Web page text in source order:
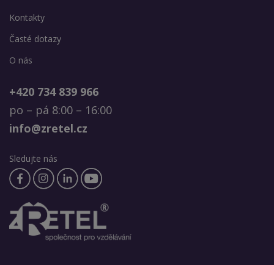
Kontakty
Časté dotazy
O nás
+420 734 839 966
po – pá 8:00 – 16:00
info@zretel.cz
Sledujte nás